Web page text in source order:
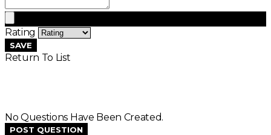
Rating
SAVE
Return To List
No Questions Have Been Created.
POST QUESTION